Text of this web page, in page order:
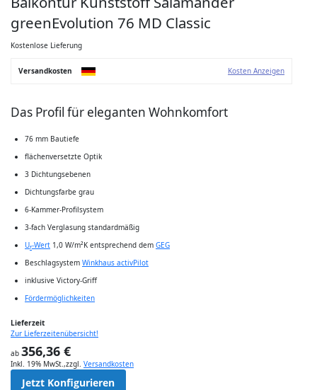
Anfang
Bildgalerie
greenEvolution 76 MD Classic
Kostenlose Lieferung
Versandkosten Kosten Anzeigen
Das Profil für eleganten Wohnkomfort
76 mm Bautiefe
flächenversetzte Optik
3 Dichtungsebenen
Dichtungsfarbe grau
6-Kammer-Profilsystem
3-fach Verglasung standardmäßig
Uf-Wert 1,0 W/m²K entsprechend dem GEG
Beschlagsystem Winkhaus activPilot
inklusive Victory-Griff
Fördermöglichkeiten
Lieferzeit
Zur Lieferzeitenübersicht!
ab 356,36 €
Inkl. 19% MwSt.,zzgl. Versandkosten
Jetzt Konfigurieren